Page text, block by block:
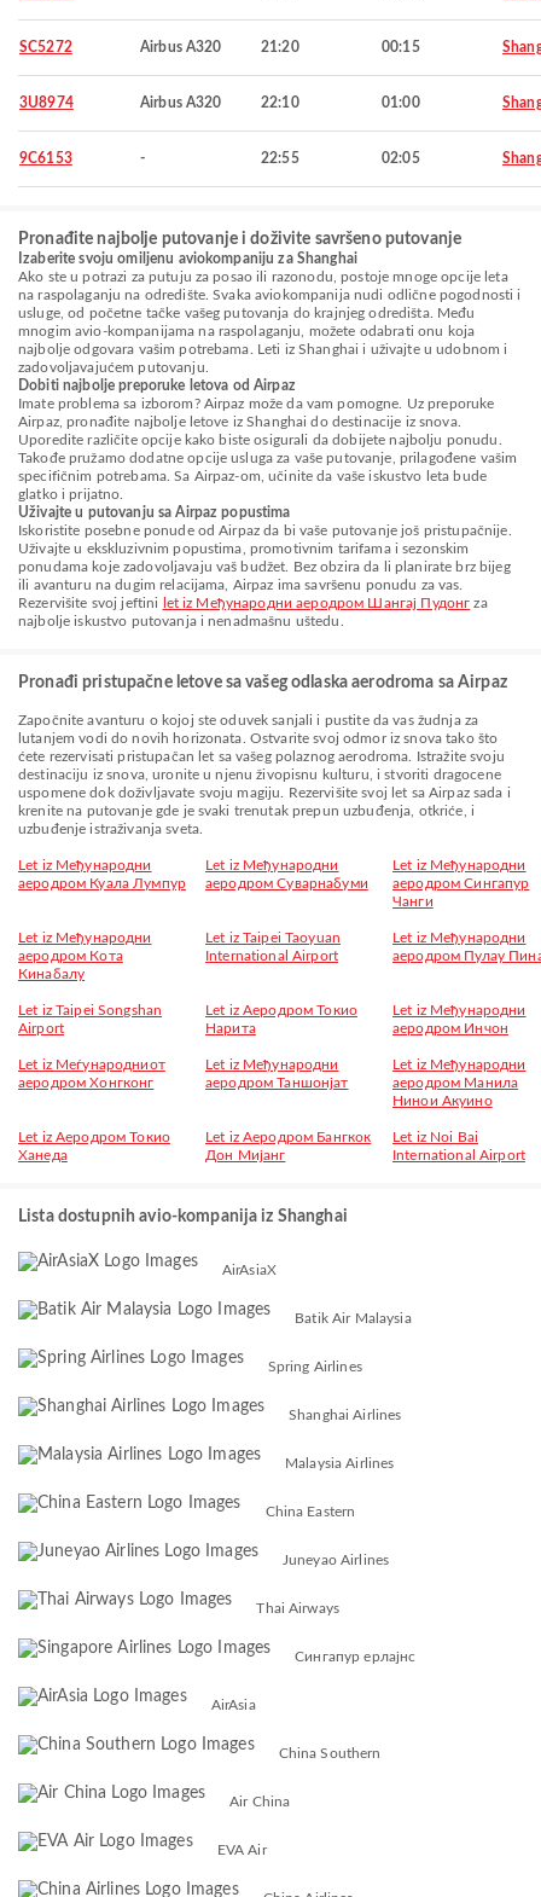
SC5272 Airbus A320 21:20 00:15
3U8974 Airbus A320 22:10 01:00
9C6153 - 22:55 02:05
Pronađite najbolje putovanje i doživite savršeno putovanje
Izaberite svoju omiljenu aviokompaniju za Shanghai
Ako ste u potrazi za putuju za posao ili razonodu, postoje mnoge opcije leta
na raspolaganju na odredište. Svaka aviokompanija nudi odlične pogodnosti i
usluge, od početne tačke vašeg putovanja do krajnjeg odredišta. Među
mnogim avio-kompanijama na raspolaganju, možete odabrati onu koja
najbolje odgovara vašim potrebama. Leti iz Shanghai i uživajte u udobnom i
zadovoljavajućem putovanju.
Dobiti najbolje preporuke letova od Airpaz
Imate problema sa izborom? Airpaz može da vam pomogne. Uz preporuke
Airpaz, pronađite najbolje letove iz Shanghai do destinacije iz snova.
Uporedite različite opcije kako biste osigurali da dobijete najbolju ponudu.
Takođe pružamo dodatne opcije usluga za vaše putovanje, prilagođene vašim
specifičnim potrebama. Sa Airpaz-om, učinite da vaše iskustvo leta bude
glatko i prijatno.
Uživajte u putovanju sa Airpaz popustima
Iskoristite posebne ponude od Airpaz da bi vaše putovanje još pristupačnije.
Uživajte u ekskluzivnim popustima, promotivnim tarifama i sezonskim
ponudama koje zadovoljavaju vaš budžet. Bez obzira da li planirate brz bijeg
ili avanturu na dugim relacijama, Airpaz ima savršenu ponudu za vas.
Rezervišite svoj jeftini
let iz Међународни аеродром Шангај Пудонг za
najbolje iskustvo putovanja i nenadmašnu uštedu.
Pronađi pristupačne letove sa vašeg odlaska aerodroma sa Airpaz
Započnite avanturu o kojoj ste oduvek sanjali i pustite da vas žudnja za
lutanjem vodi do novih horizonata. Ostvarite svoj odmor iz snova tako što
ćete rezervisati pristupačan let sa vašeg polaznog aerodroma. Istražite svoju
destinaciju iz snova, uronite u njenu živopisnu kulturu, i stvoriti dragocene
uspomene dok doživljavate svoju magiju. Rezervišite svoj let sa Airpaz sada i
krenite na putovanje gde je svaki trenutak prepun uzbuđenja, otkriće, i
uzbuđenje istraživanja sveta.
Let iz Међународни
аеродром Куала Лумпур
Let iz Међународни
аеродром Суварнабуми
Let iz Међународни
аеродром Сингапур
Чанги
Let iz Међународни
аеродром Кота
Кинабалу
Let iz Taipei Taoyuan
International Airport
Let iz Међународни
аеродром Пулау
Let iz Taipei Songshan
Airport
Let iz Аеродром Токио
Нарита
Let iz Међународни
аеродром Инчон
Let iz Меѓународниот
аеродром Хонгконг
Let iz Међународни
аеродром Таншонјат
Let iz Међународни
аеродром Манила
Нинои Акуино
Let iz Аеродром Токио
Ханеда
Let iz Аеродром Бангкок
Дон Мијанг
Let iz Noi Bai
International Airport
Lista dostupnih avio-kompanija iz Shanghai
AirAsiaX
Batik Air Malaysia
Spring Airlines
Shanghai Airlines
Malaysia Airlines
China Eastern
Juneyao Airlines
Thai Airways
Сингапур ерлајнс
AirAsia
China Southern
Air China
EVA Air